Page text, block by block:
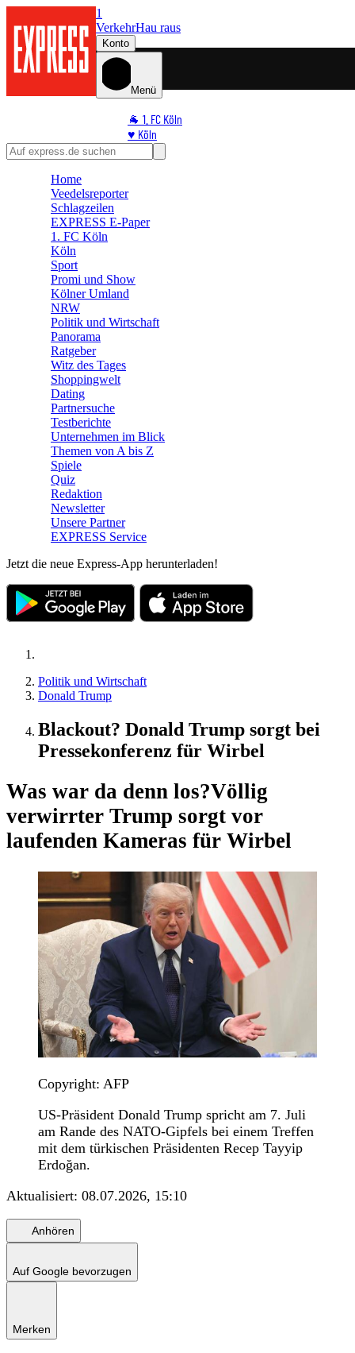
1
VerkehrHau raus
Konto
Menü
🐐 1. FC Köln
♥️ Köln
⭐ Promi
🛒 Shoppingwelt
Home
Veedelsreporter
Schlagzeilen
EXPRESS E-Paper
1. FC Köln
Köln
Sport
Promi und Show
Kölner Umland
NRW
Politik und Wirtschaft
Panorama
Ratgeber
Witz des Tages
Shoppingwelt
Dating
Partnersuche
Testberichte
Unternehmen im Blick
Themen von A bis Z
Spiele
Quiz
Redaktion
Newsletter
Unsere Partner
EXPRESS Service
Jetzt die neue Express-App herunterladen!
Politik und Wirtschaft
Donald Trump
Blackout? Donald Trump sorgt bei
Pressekonferenz für Wirbel
Was war da denn los?Völlig
verwirrter Trump sorgt vor
laufenden Kameras für Wirbel
Copyright: AFP
US-Präsident Donald Trump spricht am 7. Juli
am Rande des NATO-Gipfels bei einem Treffen
mit dem türkischen Präsidenten Recep Tayyip
Erdoğan.
Aktualisiert: 08.07.2026, 15:10
Anhören
Auf Google bevorzugen
Merken